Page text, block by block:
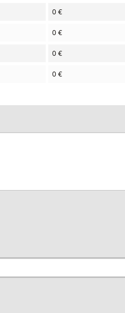
0 €
0 €
0 €
0 €